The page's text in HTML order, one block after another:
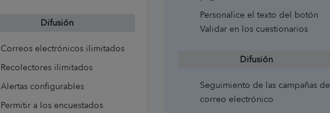
Difusión
Correos electrónicos ilimitados
Recolectores ilimitados
Alertas configurables
Permitir a los encuestados
Personalice el texto del botón
Validar en los cuestionarios
Difusión
Seguimiento de las campañas de
correo electrónico